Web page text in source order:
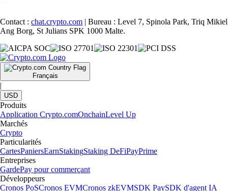
Contact : chat.crypto.com | Bureau : Level 7, Spinola Park, Triq Mikiel
Ang Borg, St Julians SPK 1000 Malte.
Français
|
USD
Produits
Application Crypto.comOnchainLevel Up
Marchés
Crypto
Particularités
CartesPaniersEarnStakingStaking DeFiPayPrime
Entreprises
GardePay pour commerçant
Développeurs
Cronos PoSCronos EVMCronos zkEVMSDK PaySDK d'agent IA